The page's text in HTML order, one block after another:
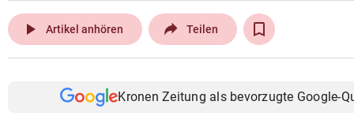
play_arrow Artikel anhören Teilen
Kronen Zeitung als bevorzugte Google-